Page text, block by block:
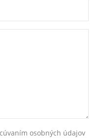
osobných údajov